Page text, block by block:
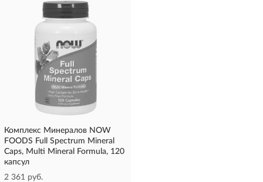
Комплекс Минералов NOW
FOODS Full Spectrum Mineral
Caps, Multi Mineral Formula, 120
капсул
2 361 руб.